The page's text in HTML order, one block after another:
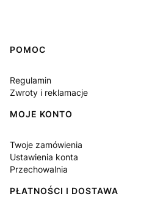
Linki w stopce
POMOC
Regulamin
Zwroty i reklamacje
MOJE KONTO
Twoje zamówienia
Ustawienia konta
Przechowalnia
PŁATNOŚCI I DOSTAWA